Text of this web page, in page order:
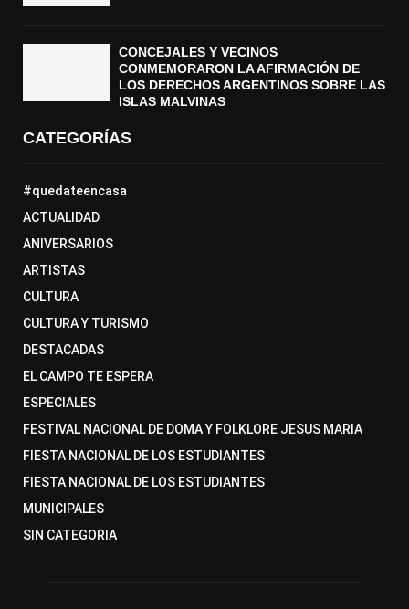
CONCEJALES Y VECINOS
CONMEMORARON LA AFIRMACIÓN DE
LOS DERECHOS ARGENTINOS SOBRE LAS
ISLAS MALVINAS
CATEGORÍAS
#quedateencasa
ACTUALIDAD
ANIVERSARIOS
ARTISTAS
CULTURA
CULTURA Y TURISMO
DESTACADAS
EL CAMPO TE ESPERA
ESPECIALES
FESTIVAL NACIONAL DE DOMA Y FOLKLORE JESUS MARIA
FIESTA NACIONAL DE LOS ESTUDIANTES
FIESTA NACIONAL DE LOS ESTUDIANTES
MUNICIPALES
SIN CATEGORIA